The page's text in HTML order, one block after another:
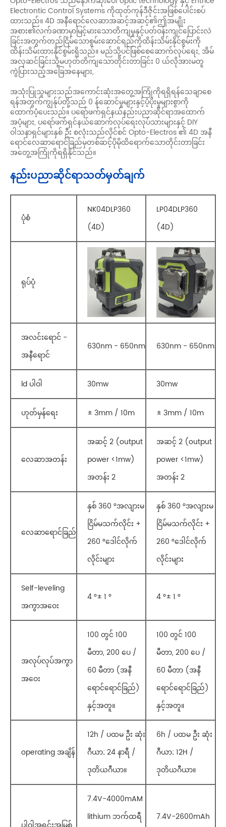
Electrontic Control Systems ကိုထုတ်ကုန်ဒီဇိုင်းအဖြစ်ပေါင်းစပ်
ထားသည်။ 4D အနီရောင်လေဆာအဆင့်အဆင့်၏ဤအမျိုး
အစား၏လက်ခဏာမှာမြင့်မားသောတိကျမှုနှင့်ပတ်ဝန်းကျင်ပြောင်းလဲ
ခြင်းအတွက်တည်ငြိမ်သောစွမ်းဆောင်ရည်ကိုထိန်းသိမ်းနိုင်စွမ်းကို
ထိန်းသိမ်းထားနိုင်စွမ်းရှိသည်။ မည်သို့ပင်ဖြစ်စေဆောက်လုပ်ရေး, အိမ်
အလှဆင်ခြင်းသို့မဟုတ်တိကျသောတိုင်းတာခြင်း 0 ယ်လိုအားမတူ
ကွဲပြားသည့်အခြေအနေများ,
အသုံးပြုသူများသည်အကောင်းဆုံးအတွေ့အကြုံကိုရရှိရန်သေချာစေ
ရန်အတွက်ကျွန်ုပ်တို့သည် 0 န်ဆောင်မှုများနှင့်ပံ့ပိုးမှုများစွာကို
ထောက်ပံ့ပေးသည်။ ပရော်ဖက်ရှင်နယ်နည်းပညာဆိုင်ရာအထောက်
အပံ့များ, ပရော်ဖက်ရှင်နယ်ဆောက်လုပ်ရေးလုပ်သားများနှင့် DIY
ဝါသနာရှင်များနှစ် ဦး စလုံးသည်လိုင်စင် Opto-Electros ၏ 4D အနီ
ရောင်လေဆာရောင်ခြည်မှတစ်ဆင့်ပိုမိုထိရောက်သောတိုင်းတာခြင်း
အတွေ့အကြုံကိုရရှိနိုင်သည်။
နည်းပညာဆိုင်ရာသတ်မှတ်ချက်
ပုံစံ
NK04DLP360
(4D)
LP04DLP360
(4D)
ရုပ်ပုံ
အလင်းရောင် -
အနီရောင်
630nm - 650nm 630nm - 650nm
ld ပါဝါ 30mw 30mw
ဟုတ်မှန်ရေး ± 3mm / 10m ± 3mm / 10m
လေဆာအတန်း
အဆင့် 2 (output
power <1mw)
အတန်း 2
အဆင့် 2 (output
power <1mw)
အတန်း 2
လေဆာရောင်ခြည်
နှစ် 360 °အလျားမ
ငြိမ်မသက်လိုင်း +
260 °ဒေါင်လိုက်
လိုင်းများ
နှစ် 360 °အလျားမ
ငြိမ်မသက်လိုင်း +
260 °ဒေါင်လိုက်
လိုင်းများ
Self-leveling
အကွာအဝေး
4 °± 1 ° 4 °± 1 °
အလုပ်လုပ်အကွာ
အဝေး
100 တွင် 100
မီတာ, 200 ပေ /
60 မီတာ (အနီ
ရောင်ရောင်ခြည်)
နှင့်အတူ။
100 တွင် 100
မီတာ, 200 ပေ /
60 မီတာ (အနီ
ရောင်ရောင်ခြည်)
နှင့်အတူ။
operating အချိန်
12h / ပထမ ဦး ဆုံး
ဂီယာ; 24 နာရီ /
ဒုတိယဂီယာ။
6h / ပထမ ဦး ဆုံး
ဂီယာ; 12H /
ဒုတိယဂီယာ။
7.4V-4000mAM
lithium ဘက်ထရီ
7.4V-2600mAh